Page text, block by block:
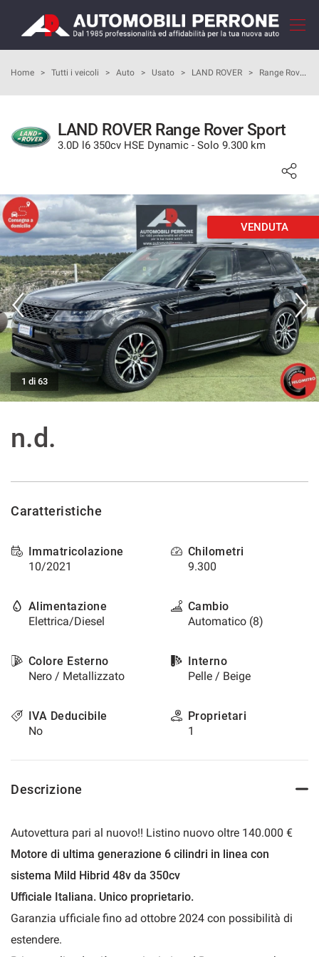
HOME
COME ACQUISTARE
RECENSIONI
LISTA VEICOLI
VENDI LA TUA AUTO
ASSISTENZA POST VENDITA
CONTATTI
Home > Tutti i veicoli > Auto > Usato > LAND ROVER > Range Rover Sport
LAND ROVER Range Rover Sport
3.0D l6 350cv HSE Dynamic - Solo 9.300 km
VENDUTA
1 di 63
n.d.
Caratteristiche
Immatricolazione
10/2021
Chilometri
9.300
Alimentazione
Elettrica/Diesel
Cambio
Automatico (8)
Colore Esterno
Nero / Metallizzato
Interno
Pelle / Beige
IVA Deducibile
No
Proprietari
1
Descrizione
Autovettura pari al nuovo!! Listino nuovo oltre 140.000 €
Motore di ultima generazione 6 cilindri in linea con
sistema Mild Hibrid 48v da 350cv
Ufficiale Italiana. Unico proprietario.
Garanzia ufficiale fino ad ottobre 2024 con possibilità di
estendere.
tue
preferenze
di
seguente
pannello
esprimere
le
tue
preferenze
di
consenso
alle
tecnologie
di
tracciamento
che
adottiamo
per
offrire
le
svolgere
di
descritte.
maggiori
informazioni
sul
funzionamento
strumenti
si
rimanda
alla
rivedere
le
tue
in
qualsiasi